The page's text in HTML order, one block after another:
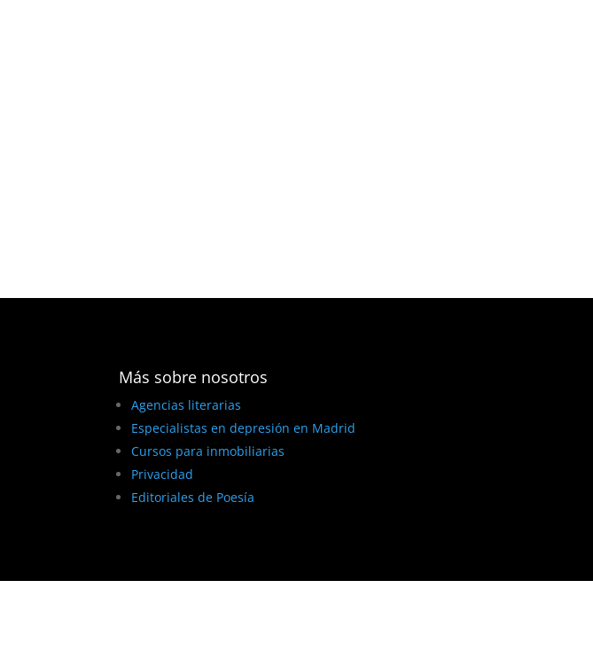
Más sobre nosotros
Agencias literarias
Especialistas en depresión en Madrid
Cursos para inmobiliarias
Privacidad
Editoriales de Poesía